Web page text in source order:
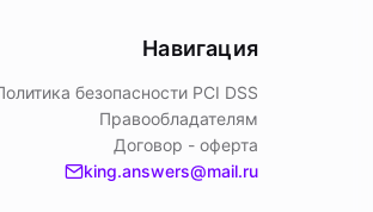
Навигация
безопасности PСI DSS
Правообладателям
Договор - оферта
king.answers@mail.ru